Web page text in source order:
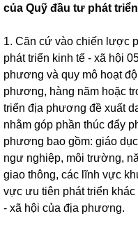
của Quỹ đầu tư phát
1. Căn cứ vào chiến lược
phát triển kinh tế - xã hội
phương và quy mô hoạt
phương, hàng năm hoặc
triển địa phương đề xuất
nhằm góp phần thúc đẩy
phương bao gồm: giáo
ngư nghiệp, môi trường,
giao thông, các lĩnh vực
vực ưu tiên phát triển
- xã hội của địa phương.